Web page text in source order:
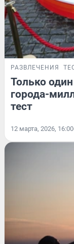
РАЗВЛЕЧЕНИЯ
Только
города-
тест
12 марта, 2026, 16:00